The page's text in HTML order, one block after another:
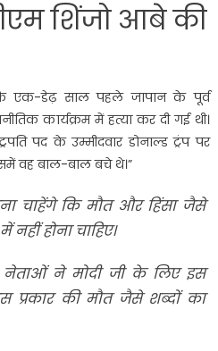
शिंजो आबे की
एक-डेढ़ साल पहले जापान के पूर्व
कार्यक्रम में हत्या कर दी गई थी।
पद के उम्मीदवार डोनाल्ड ट्रंप पर
वह बाल-बाल बचे थे।”
चाहेंगे कि मौत और हिंसा जैसे
नहीं होना चाहिए।
नेताओं ने मोदी जी के लिए इस
प्रकार की मौत जैसे शब्दों का